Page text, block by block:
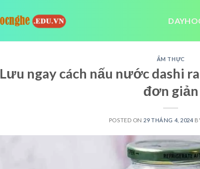
ẨM THỰC
Lưu ngay cách nấu nước dashi
đơn giản
POSTED ON 29 THÁNG 4, 2024